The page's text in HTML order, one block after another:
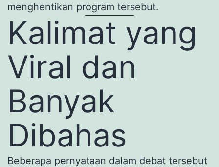
menghentikan program tersebut.
Kalimat yang
Viral dan
Banyak
Dibahas
Beberapa pernyataan dalam debat tersebut